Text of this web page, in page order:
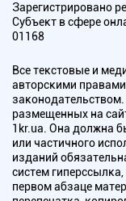
Зарегистрировано
Субъект в сфере
01168
Все текстовые и
авторскими
размещенных на
1kr.ua. Она должна
или частичного
изданий
систем
первом абзаце